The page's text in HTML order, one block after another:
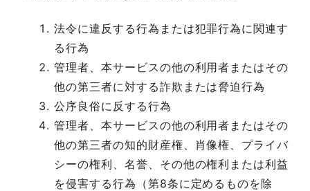
法令に違反する行為または犯罪行為に関連す
る行為
管理者、本サービスの他の利用者またはその
他の第三者に対する詐欺または脅迫行為
公序良俗に反する行為
管理者、本サービスの他の利用者またはその
他の第三者の知的財産権、肖像権、プライバ
シーの権利、名誉、その他の権利または利益
を侵害する行為（第8条に定めるものを除